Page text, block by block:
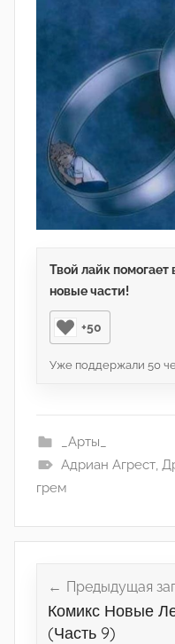
Твой лайк помогает
новые части!
+50
Уже поддержали 50
_Арты_
Адриан Агрест,
грем
записям
Предыдущая
Комикс Новые
(Часть 9)